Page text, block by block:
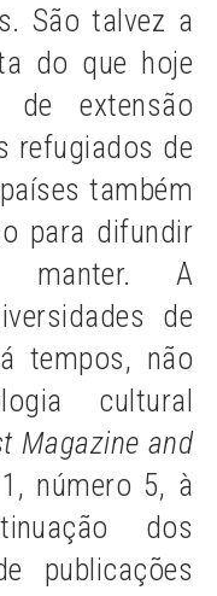
São talvez a
do que hoje
de extensão
refugiados de
também
para difundir
manter. A
de
tempos, não
cultural
Magazine and
número 5, à
dos
publicações